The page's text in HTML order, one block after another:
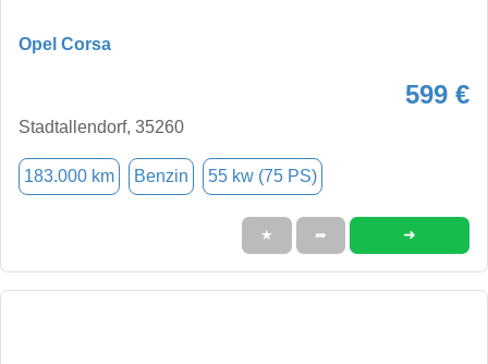
Opel Corsa
599 €
Stadtallendorf, 35260
183.000 km Benzin 55 kw (75 PS)
★ ➦ ➜